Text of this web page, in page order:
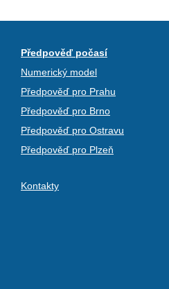
Předpověď počasí
Numerický model
Předpověď pro Prahu
Předpověď pro Brno
Předpověď pro Ostravu
Předpověď pro Plzeň
Kontakty